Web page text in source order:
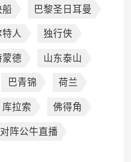
船 巴黎圣日耳曼
人 独行侠
蒙德 山东泰山
巴青锦 荷兰
库拉索 佛得角
阵公牛直播